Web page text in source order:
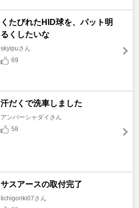
くたびれたHID球を、パット明
るくしたいな
skyipuさん
69
汗だくで洗車しました
アンバーシャダイさん
58
サスアースの取付完了
Iichigoriki07さん